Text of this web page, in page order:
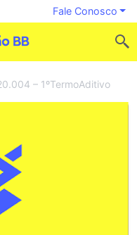
Fale Conosco
– 1ºTermoAditivo